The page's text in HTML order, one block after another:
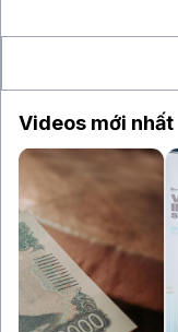
Videos mới nhất